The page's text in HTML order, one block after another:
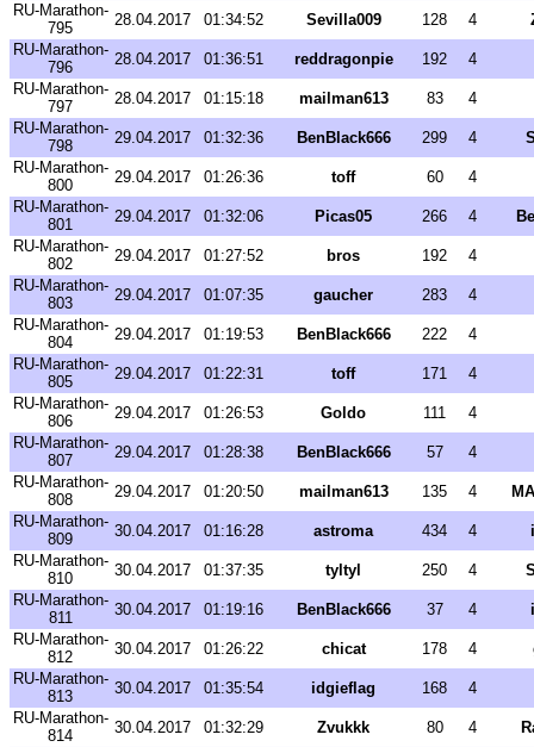
RU-Marathon-
795
28.04.2017 01:34:52 Sevilla009 128 4
RU-Marathon-
796
28.04.2017 01:36:51 reddragonpie 192
4
RU-Marathon-
797
28.04.2017 01:15:18 mailman613 83
4
RU-Marathon-
798
29.04.2017 01:32:36 BenBlack666 299 4
RU-Marathon-
800
29.04.2017 01:26:36 toff 60
4
RU-Marathon-
801
29.04.2017 01:32:06 Picas05 266 4
RU-Marathon-
802
29.04.2017 01:27:52 bros 192
4
RU-Marathon-
803
29.04.2017 01:07:35 gaucher 283
4
RU-Marathon-
804
29.04.2017 01:19:53 BenBlack666 222 4
RU-Marathon-
805
29.04.2017 01:22:31 toff 171
4
RU-Marathon-
806
29.04.2017 01:26:53 Goldo 111
4
RU-Marathon-
807
29.04.2017 01:28:38 BenBlack666 57
4
RU-Marathon-
808
29.04.2017 01:20:50 mailman613 135 4
RU-Marathon-
809
30.04.2017 01:16:28 astroma 434 4
RU-Marathon-
810
30.04.2017 01:37:35 tyltyl 250 4
RU-Marathon-
811
30.04.2017 01:19:16 BenBlack666 37 4
RU-Marathon-
812
30.04.2017 01:26:22 chicat 178 4
RU-Marathon-
813
30.04.2017 01:35:54 idgieflag 168
4
RU-Marathon-
814
30.04.2017 01:32:29 Zvukkk 80 4